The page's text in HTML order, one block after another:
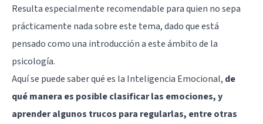
Resulta especialmente recomendable para quien no sepa
prácticamente nada sobre este tema, dado que está
pensado como una introducción a este ámbito de la
psicología.
Aquí se puede saber qué es la Inteligencia Emocional, de
qué manera es posible clasificar las emociones, y
aprender algunos trucos para regularlas, entre otras